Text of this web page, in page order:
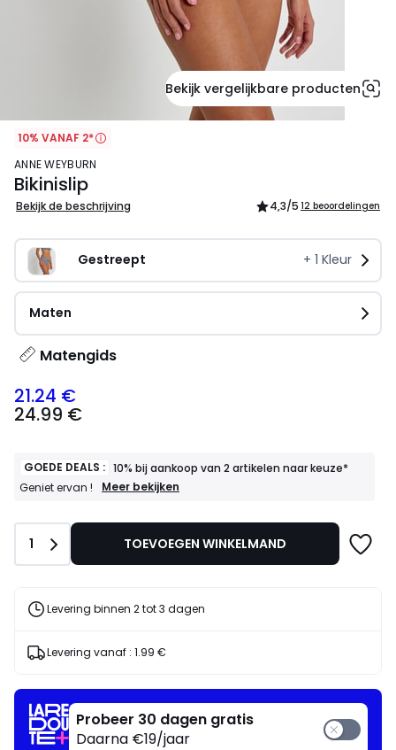
Bekijk vergelijkbare producten
10% VANAF 2*
ANNE WEYBURN
Bikinislip
Bekijk de beschrijving 4,3/5 12 beoordelingen
Gestreept + 1 Kleur
Maten
Matengids
24.99
€
voor
programma
om
21.24
21.24 €
24.99 €
GOEDE DEALS : 10% bij aankoop van 2 artikelen naar keuze*
Geniet ervan !
GOEDE
artikelen
Geniet
Meer bekijken
Aantal
1 TOEVOEGEN WINKELMAND
Levering binnen 2 tot 3 dagen
Levering vanaf : 1.99 €
Probeer 30 dagen gratis
Daarna €19/jaar